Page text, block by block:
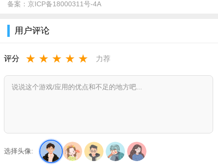
课、影视剧、纪录片……源源不断提供海量音视频。
定制提供在线学习答题。文字题、音频题、视频题，每周一
答、智能答题、专题考试，让力争上游的您不断攀升新高度。
5.学习积分
备案： 京ICP备18000311号-4A
用户评论
评分 ★ ★ ★ ★ ★ 力荐
选择头像: